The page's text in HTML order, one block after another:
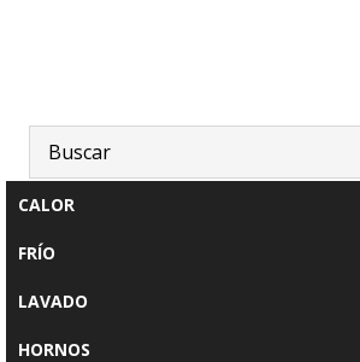
página
CALOR
FRÍO
LAVADO
HORNOS